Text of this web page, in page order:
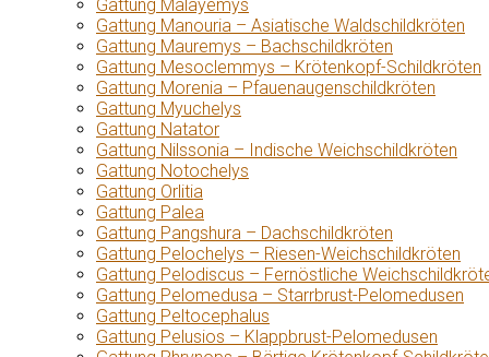
Gattung Malayemys
Gattung Manouria – Asiatische Waldschildkröten
Gattung Mauremys – Bachschildkröten
Gattung Mesoclemmys – Krötenkopf-Schildkröten
Gattung Morenia – Pfauenaugenschildkröten
Gattung Myuchelys
Gattung Natator
Gattung Nilssonia – Indische Weichschildkröten
Gattung Notochelys
Gattung Orlitia
Gattung Palea
Gattung Pangshura – Dachschildkröten
Gattung Pelochelys – Riesen-Weichschildkröten
Gattung Pelodiscus – Fernöstliche
Gattung Pelomedusa – Starrbrust-Pelomedusen
Gattung Peltocephalus
Gattung Pelusios – Klappbrust-Pelomedusen